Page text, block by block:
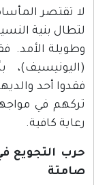
لا تقتصر
لتطال بنية
وطويلة الأمد.
فقدوا أحد
تركهم في
رعاية كافية.
حرب التجويع
صامتة